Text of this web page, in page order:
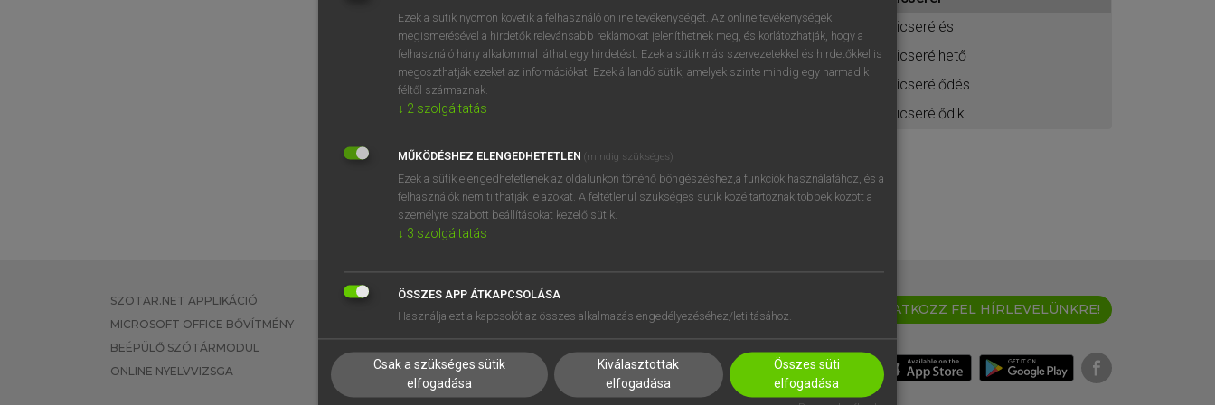
BELÉPÉS
próbaverziójának elindításához
regisztrálok ésbelépek.
REGISZTRÁCIÓ
kicserélés
kicserélhető
kicserélődés
kicserélődik
SZOTAR.NET APPLIKÁCIÓ
MICROSOFT OFFICE BŐVÍTMÉNY
BEÉPÜLŐ SZÓTÁRMODUL
ONLINE NYELVVIZSGA
EGYÉNI FELHASZNÁLÓKNAK
TANULÓKNAK
VÁLLALATI MEGOLDÁSOK
SÚGÓ
RÓLUNK
SÜTI BEÁLLÍTÁSOK
IRATKOZZ FEL HÍRLEVELÜNKRE!
Ezek a sütik nyomon követik a felhasználó online tevékenységét. Az online tevékenységek
megismerésével a hirdetők relevánsabb reklámokat jeleníthetnek meg, és korlátozhatják, hogy a
felhasználó hány alkalommal láthat egy hirdetést. Ezek a sütik más szervezetekkel és hirdetőkkel is
megoszthatják ezeket az információkat. Ezek állandó sütik, amelyek szinte mindig egy harmadik
féltől származnak.
↓ 2 szolgáltatás
MŰKÖDÉSHEZ ELENGEDHETETLEN (mindig szükséges)
Ezek a sütik elengedhetetlenek az oldalunkon történő böngészéshez,a funkciók használatához, és a
felhasználók nem tilthatják le azokat. A feltétlenül szükséges sütik közé tartoznak többek között a
személyre szabott beállításokat kezelő sütik.
↓ 3 szolgáltatás
ÖSSZES APP ÁTKAPCSOLÁSA
Használja ezt a kapcsolót az összes alkalmazás engedélyezéséhez/letiltásához.
Csak a szükséges sütik
elfogadása
Kiválasztottak
elfogadása
Összes süti
elfogadása